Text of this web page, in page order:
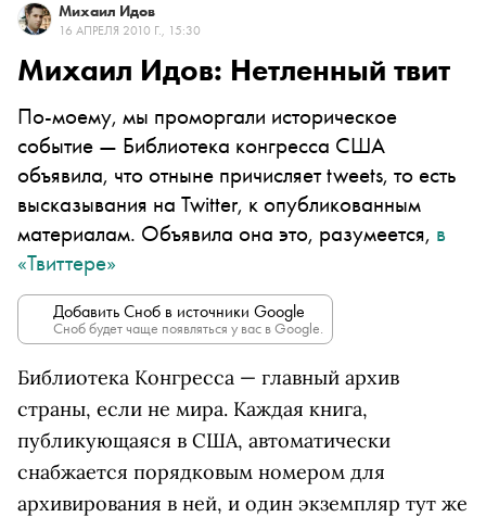
Михаил Идов
16 АПРЕЛЯ 2010 Г., 15:30
Михаил Идов: Нетленный твит
По-моему, мы проморгали историческое
событие — Библиотека конгресса США
объявила, что отныне причисляет tweets, то есть
высказывания на Twitter, к опубликованным
материалам. Объявила она это, разумеется, в
«Твиттере»
Добавить Сноб в источники Google
Сноб будет чаще появляться у вас в Google.
Библиотека Конгресса — главный архив
страны, если не мира. Каждая книга,
публикующаяся в США, автоматически
снабжается порядковым номером для
архивирования в ней, и один экземпляр тут же